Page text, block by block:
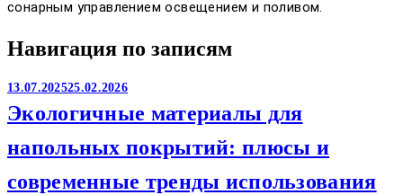
сонарным управлением освещением и поливом.
Навигация по записям
13.07.202525.02.2026
Экологичные материалы для
напольных покрытий: плюсы и
современные тренды использования